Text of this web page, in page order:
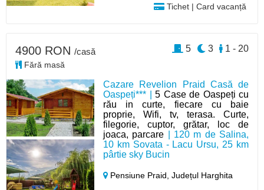
Tichet | Card vacanță
Cazare Revelion Praid Casă de
Oaspeți*** |5 Case de Oaspeți cu
rău in curte, fiecare cu baie
proprie, Wifi, tv, terasa. Curte,
filegorie, cuptor, grătar, loc de
joaca, parcare | 120 m de Salina,
10 km Sovata - Lacu Ursu, 25 km
pârtie sky Bucin
Pensiune Praid,Județul Harghita
4900 RON /casă
Fără masă
1 - 20
3
5